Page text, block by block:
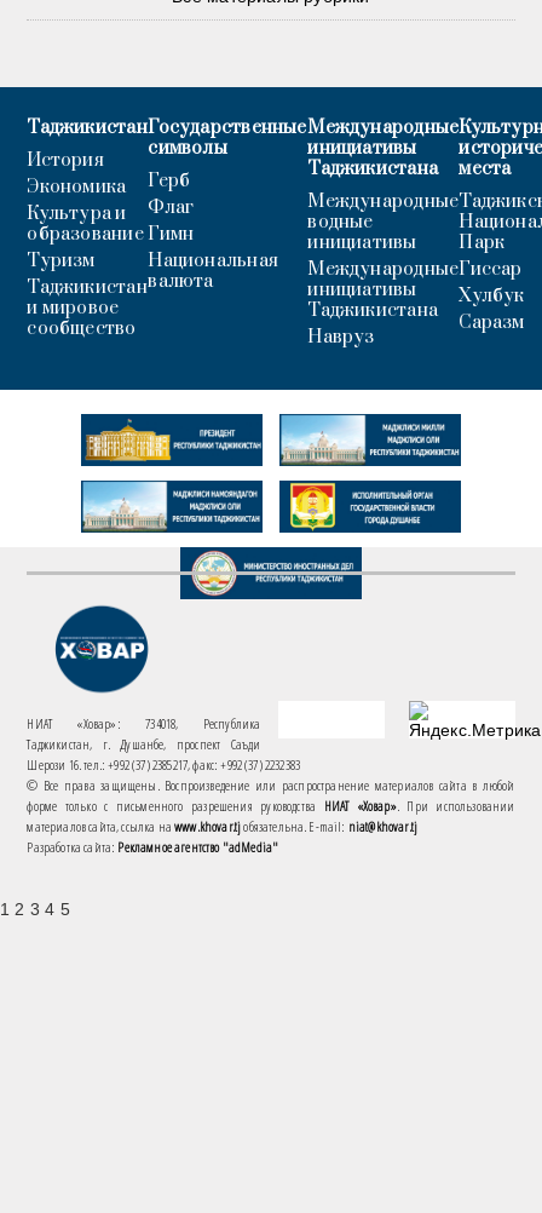
Таджикистан
История
Экономика
Культура и
образование
Туризм
Таджикистан
и мировое
сообщество
Государственные
символы
Герб
Флаг
Гимн
Национальная
валюта
Международные
инициативы
Таджикистана
Международные
водные
инициативы
Международные
инициативы
Таджикистана
Навруз
места
Парк
Гиссар
Хулбук
Саразм
НИАТ «Ховар»: 734018, Республика
Таджикистан, г. Душанбе, проспект Саъди
Шерози 16. тел.: +992 (37) 2385217, факс: +992 (37) 2232383
© Все права защищены. Воспроизведение или распространение материалов сайта в любой
форме только с письменного разрешения руководства НИАТ «Ховар». При использовании
материалов сайта, ссылка наwww.khovar.tjобязательна. E-mail: niat@khovar.tj
Разработка сайта: Рекламное агентство "adMedia"
1 2 3 4 5